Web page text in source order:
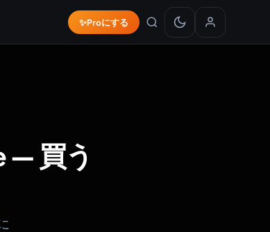
✨Proにする
— 買う